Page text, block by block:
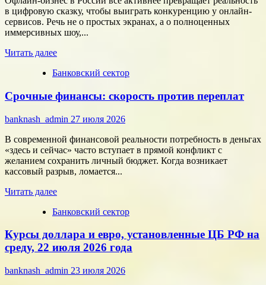
на
результат
в цифровую сказку, чтобы выиграть конкуренцию у онлайн-
сервисов. Речь не о простых экранах, а о полноценных
иммерсивных шоу,...
Читать далееПрочитать
о
за
внимание:
как
удивить
современного
потребителя
с
помощью
технологий
Банковский сектор
Срочные финансы: скорость против переплат
banknash_admin 27 июля 2026
В современной финансовой реальности потребность в деньгах
«здесь и сейчас» часто вступает в прямой конфликт с
желанием сохранить личный бюджет. Когда возникает
кассовый разрыв, ломается...
Читать далееПрочитать
о
финансы:
скорость
против
переплат
Банковский сектор
Курсы доллара и евро, установленные ЦБ РФ на
среду, 22 июля 2026 года
banknash_admin 23 июля 2026